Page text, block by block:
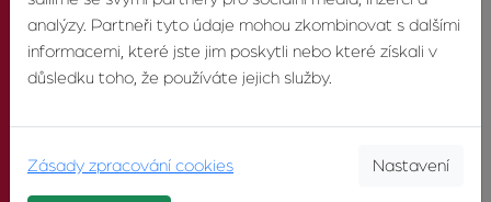
analýzy. Partneři tyto údaje mohou zkombinovat s dalšími
informacemi, které jste jim poskytli nebo které získali v
důsledku toho, že používáte jejich služby.
Zásady zpracování cookies Nastavení